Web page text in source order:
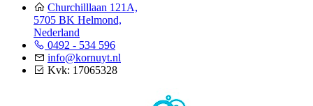
Churchilllaan 121A,
5705 BK Helmond,
Nederland
0492 - 534 596
info@kornuyt.nl
Kvk: 17065328